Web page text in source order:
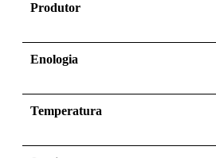
Produtor
Enologia
Temperatura